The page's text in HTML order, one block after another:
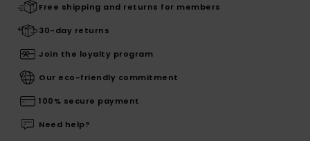
Free shipping and returns for members
30-day returns
Join the loyalty program
Our eco-friendly commitment
100% secure payment
Need help?